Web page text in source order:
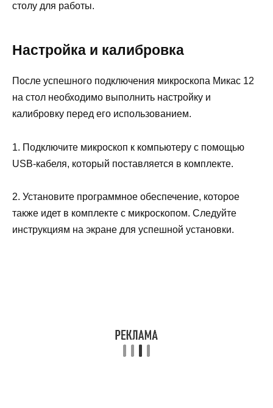
столу для работы.
Настройка и калибровка
После успешного подключения микроскопа Микас 12
на стол необходимо выполнить настройку и
калибровку перед его использованием.
1. Подключите микроскоп к компьютеру с помощью
USB-кабеля, который поставляется в комплекте.
2. Установите программное обеспечение, которое
также идет в комплекте с микроскопом. Следуйте
инструкциям на экране для успешной установки.